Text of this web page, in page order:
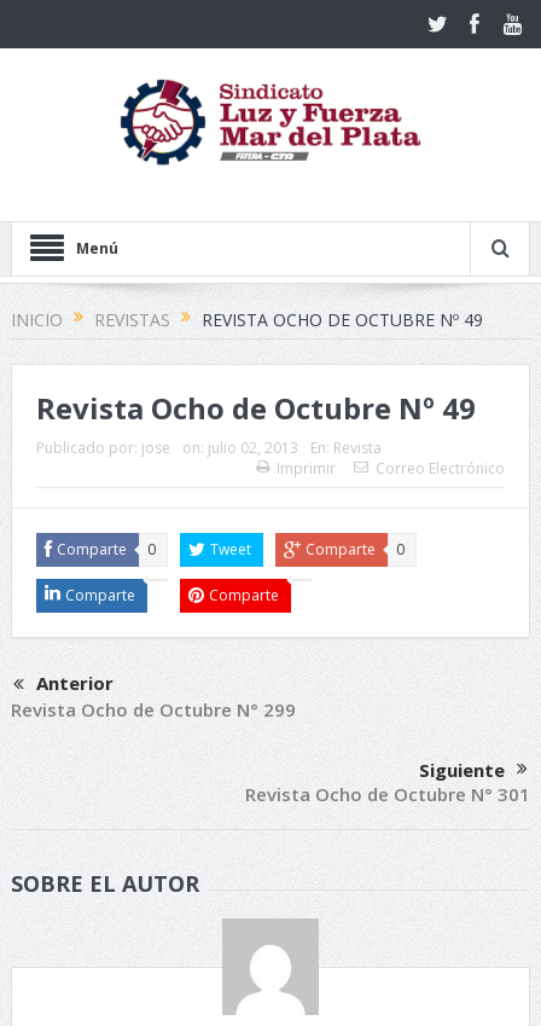
Menú
INICIO REVISTAS REVISTA OCHO DE OCTUBRE Nº 49
Revista Ocho de Octubre Nº 49
Publicado por: jose on: julio 02, 2013 En: Revista
Imprimir
Correo Electrónico
Comparte 0 Tweet Comparte 0
Comparte Comparte
Anterior
Revista Ocho de Octubre N° 299
Siguiente
Revista Ocho de Octubre N° 301
SOBRE EL AUTOR